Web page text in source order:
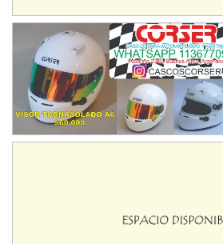
PATAGONICO - F6
Moto Club Reginense (Tierra)
Gral. E. Godoy (Río Negro)
CSK - F7
Juventud Unida (Tierra)
Humboldt (Santa Fe)
SUR SANTAFESINO - F4